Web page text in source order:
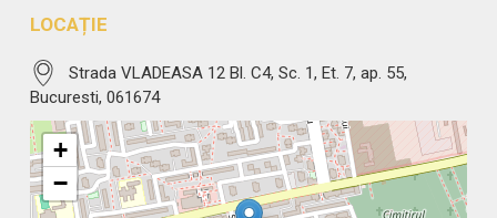
LOCAȚIE
Strada VLADEASA 12 Bl. C4, Sc. 1, Et. 7, ap. 55,
Bucuresti, 061674
+
−